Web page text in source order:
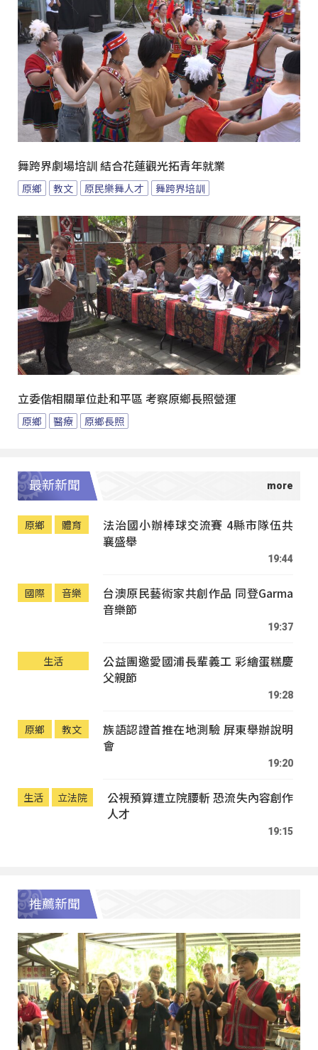
舞跨界劇場培訓 結合花蓮觀光拓青年就業
原鄉 教文 原民樂舞人才 舞跨界培訓
立委偕相關單位赴和平區 考察原鄉長照營運
原鄉 醫療 原鄉長照
最新新聞
原鄉 體育
法治國小辦棒球交流賽 4縣市隊伍共
襄盛舉
19:44
國際 音樂
台澳原民藝術家共創作品 同登Garma
音樂節
19:37
生活
公益團邀愛國浦長輩義工 彩繪蛋糕慶
父親節
19:28
原鄉 教文
族語認證首推在地測驗 屏東舉辦說明
會
19:20
生活 立法院
公視預算遭立院腰斬 恐流失內容創作
人才
19:15
推薦新聞